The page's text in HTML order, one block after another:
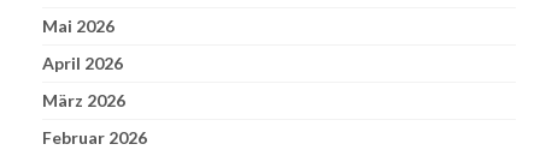
Mai 2026
April 2026
März 2026
Februar 2026